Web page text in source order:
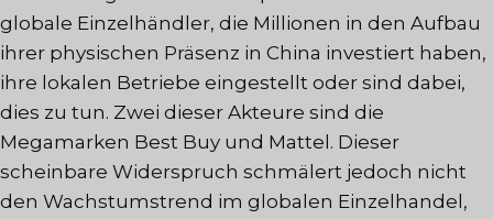
globale Einzelhändler, die Millionen in den Aufbau
ihrer physischen Präsenz in China investiert haben,
ihre lokalen Betriebe eingestellt oder sind dabei,
dies zu tun. Zwei dieser Akteure sind die
Megamarken Best Buy und Mattel. Dieser
scheinbare Widerspruch schmälert jedoch nicht
den Wachstumstrend im globalen Einzelhandel,